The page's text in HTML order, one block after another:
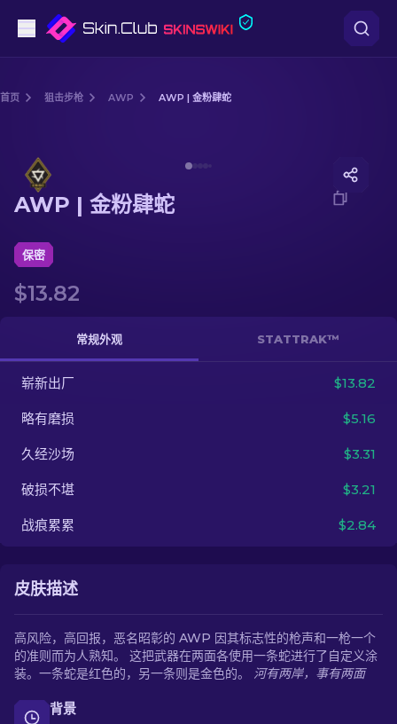
狙击步枪
手套
武器箱
其他
首页 狙击步枪 AWP AWP | 金粉肆蛇
AWP | 金粉肆蛇
保密
$13.82
常规外观 STATTRAK™
崭新出厂 $13.82
略有磨损 $5.16
久经沙场 $3.31
破损不堪 $3.21
战痕累累 $2.84
皮肤描述
高风险，高回报，恶名昭彰的 AWP 因其标志性的枪声和一枪一个
的准则而为人熟知。 这把武器在两面各使用一条蛇进行了自定义涂
装。一条蛇是红色的，另一条则是金色的。 河有两岸，事有两面
背景